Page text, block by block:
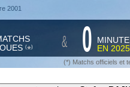
2001
(*) & 0
EN
(*) Matchs officiels et